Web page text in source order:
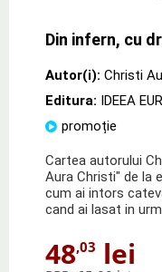
Din infern, cu
Autor(i): Christi
Editura: IDEEA
promoție
Cartea autorului
Aura Christi" de la
cum ai intors
cand ai lasat in
48,03 lei